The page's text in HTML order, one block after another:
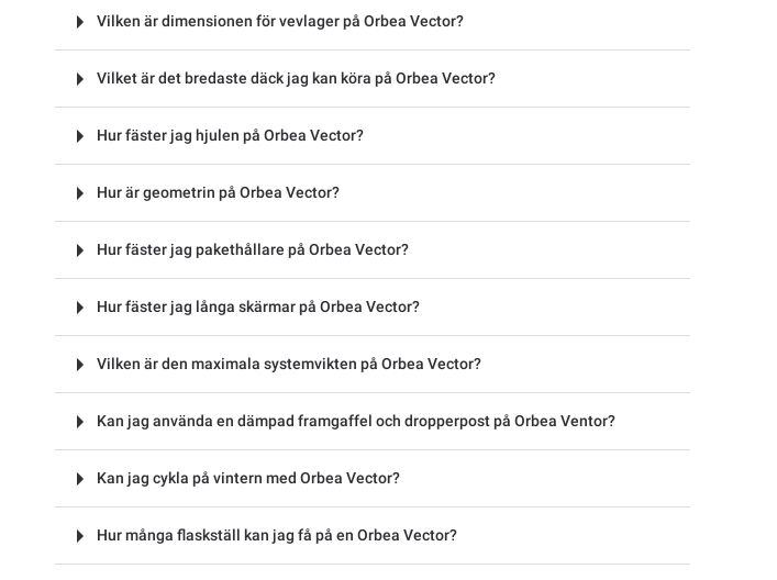
Vilken är dimensionen för vevlager på Orbea Vector?
Vilket är det bredaste däck jag kan köra på Orbea Vector?
Hur fäster jag hjulen på Orbea Vector?
Hur är geometrin på Orbea Vector?
Hur fäster jag pakethållare på Orbea Vector?
Hur fäster jag långa skärmar på Orbea Vector?
Vilken är den maximala systemvikten på Orbea Vector?
Kan jag använda en dämpad framgaffel och dropperpost på Orbea Ventor?
Kan jag cykla på vintern med Orbea Vector?
Hur många flaskställ kan jag få på en Orbea Vector?